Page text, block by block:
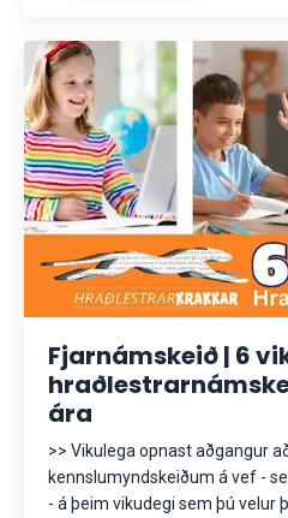
Fjarnámskeið | 6
ára
>> Vikulega opnast aðgangur
kennslumyndskeiðum á vef -
- á þeim vikudegi sem þú velur